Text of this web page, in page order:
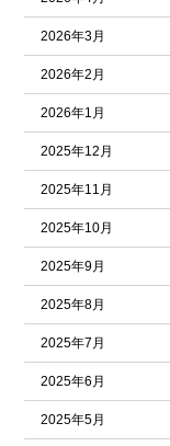
2026年3月
2026年2月
2026年1月
2025年12月
2025年11月
2025年10月
2025年9月
2025年8月
2025年7月
2025年6月
2025年5月